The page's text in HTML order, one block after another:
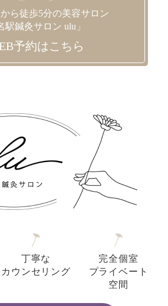
ら徒歩5分の美容サロン
駅鍼灸サロン ulu」
予約はこちら
丁寧な
カウンセリング
完全個室
プライベート
空間